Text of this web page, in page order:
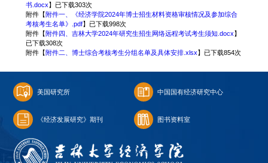
书.docx】已下载303次
附件【附件一、《经济学院2024年博士招生材料资格审核情况及参加综合
考核考生名单》.pdf】已下载998次
附件【附件四、吉林大学2024年研究生招生网络远程考试考生须知.docx】
已下载308次
附件【附件二、博士综合考核考生分组名单及具体安排.xlsx】已下载854次
美国研究所 中国国有经济研究中心
《经济发展研究》期刊 图书资料室